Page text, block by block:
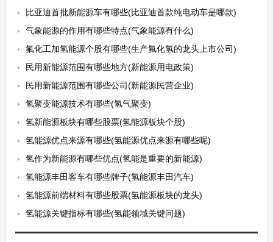
比亚迪首批新能源车有哪些(比亚迪首款纯电动车是哪款)
气象能源的作用有哪些特点(气象能源有什么)
氟化工加氢能源个股有哪些(生产氟化氢的龙头上市公司)
民用新能源范围有哪些地方(新能源用电政策)
民用新能源范围有哪些公司(新能源民营企业)
氢聚变能源技术有哪些(氢气聚变)
氢新能源板块有哪些股票(氢能源板块个股)
氢能源优点来源有哪些(氢能源优点来源有哪些呢)
氢作为新能源有哪些优点(氢能是重要的新能源)
氢能源丰田客车有哪些牌子(氢能源丰田汽车)
氢能源前端材料有哪些股票(氢能源板块的龙头)
氢能源关键指标有哪些(氢能领域关键问题)